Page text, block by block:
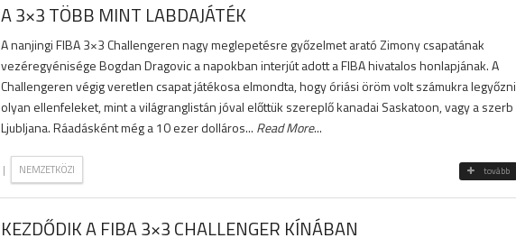
A 3×3 TÖBB MINT LABDAJÁTÉK
A nanjingi FIBA 3×3 Challengeren nagy meglepetésre győzelmet arató Zimony csapatának
vezéregyénisége Bogdan Dragovic a napokban interjút adott a FIBA hivatalos honlapjának. A
Challengeren végig veretlen csapat játékosa elmondta, hogy óriási öröm volt számukra legyőzni
olyan ellenfeleket, mint a világranglistán jóval előttük szereplő kanadai Saskatoon, vagy a szerb
Ljubljana. Ráadásként még a 10 ezer dolláros... Read More...
| NEMZETKÖZI tovább
KEZDŐDIK A FIBA 3×3 CHALLENGER KÍNÁBAN